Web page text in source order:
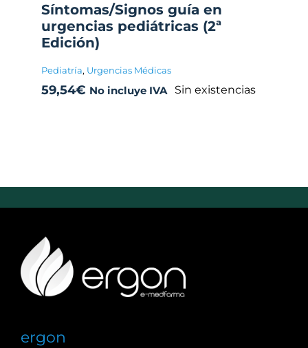
Síntomas/Signos guía en
urgencias pediátricas (2ª
Edición)
Pediatría, Urgencias Médicas
59,54€ No incluye IVA Sin existencias
ergon